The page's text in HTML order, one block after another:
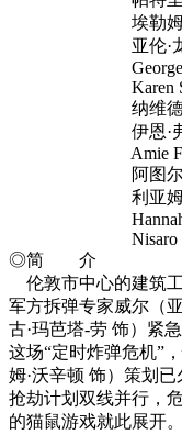
埃勒姆·埃哈
亚伦·龙
George
Karen
纳维德·汗
伊恩·弗莱彻
Amie Francis
阿图尔·夏尔
利亚姆·爱德
Hannah
Nisaro Karim
◎简 介
伦敦市中心的建筑
军方拆弹专家威尔（
古·玛芭塔-劳 饰）紧
这场“定时炸弹危机”
姆·沃辛顿 饰）策划
抢劫计划双线并行，
的猫鼠游戏就此展开。